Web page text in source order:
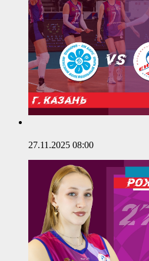
27.11.2025 08:00